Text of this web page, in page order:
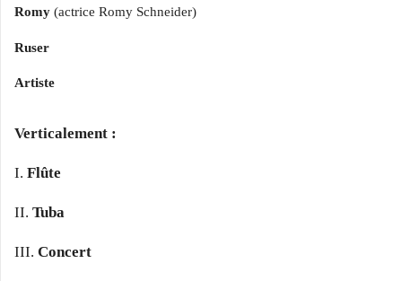
Romy (actrice Romy Schneider)
Ruser
Artiste
Verticalement :
I. Flûte
II. Tuba
III. Concert